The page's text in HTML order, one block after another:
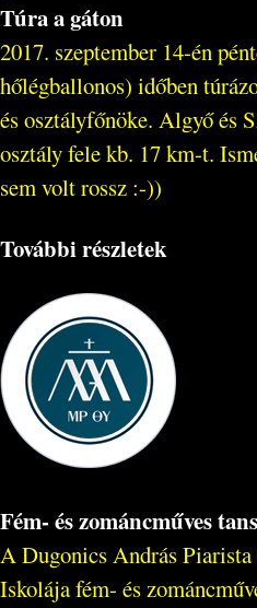
Túra a gáton
2017. szeptember 14-én
hőlégballonos) időben
és osztályfőnöke. Algyő és
osztály fele kb. 17 km-t.
sem volt rossz :-))
További részletek
Fém- és zománcműves
A Dugonics András
Iskolája fém- és